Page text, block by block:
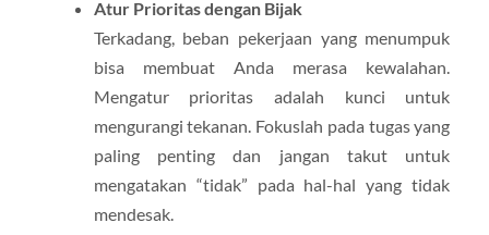
Atur Prioritas dengan Bijak
Terkadang, beban pekerjaan yang menumpuk
bisa membuat Anda merasa kewalahan.
Mengatur prioritas adalah kunci untuk
mengurangi tekanan. Fokuslah pada tugas yang
paling penting dan jangan takut untuk
mengatakan “tidak” pada hal-hal yang tidak
mendesak.